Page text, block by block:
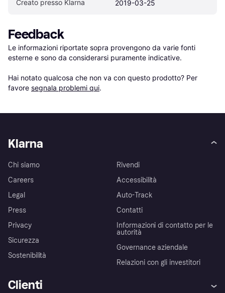
Creato presso Klarna 2019-03-25
Feedback
Le informazioni riportate sopra provengono da varie fonti
esterne e sono da considerarsi puramente indicative.
Hai notato qualcosa che non va con questo prodotto? Per
favore segnala problemi qui.
Klarna
Chi siamo
Careers
Legal
Press
Privacy
Sicurezza
Sostenibilità
Rivendi
Accessibilità
Auto-Track
Contatti
Informazioni di contatto per le
autorità
Governance aziendale
Relazioni con gli investitori
Clienti